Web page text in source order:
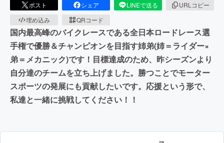
ポスト シェア LINEで送る
URLコピー
埋め込み
QRコード
国内最高峰のバイクレースである全日本ロードレース選
手権で優勝＆チャンピオンを目指す姉弟(姉＝ライダー×
弟＝メカニック)です！目標達成のため、昨シーズンより
自分達のチームを立ち上げました。勝つことでモーター
スポーツの発展にも貢献したいです。応援という形で、
私達と一緒に挑戦してください！！